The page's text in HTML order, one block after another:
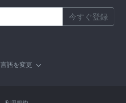
今すぐ登録
言語を変更